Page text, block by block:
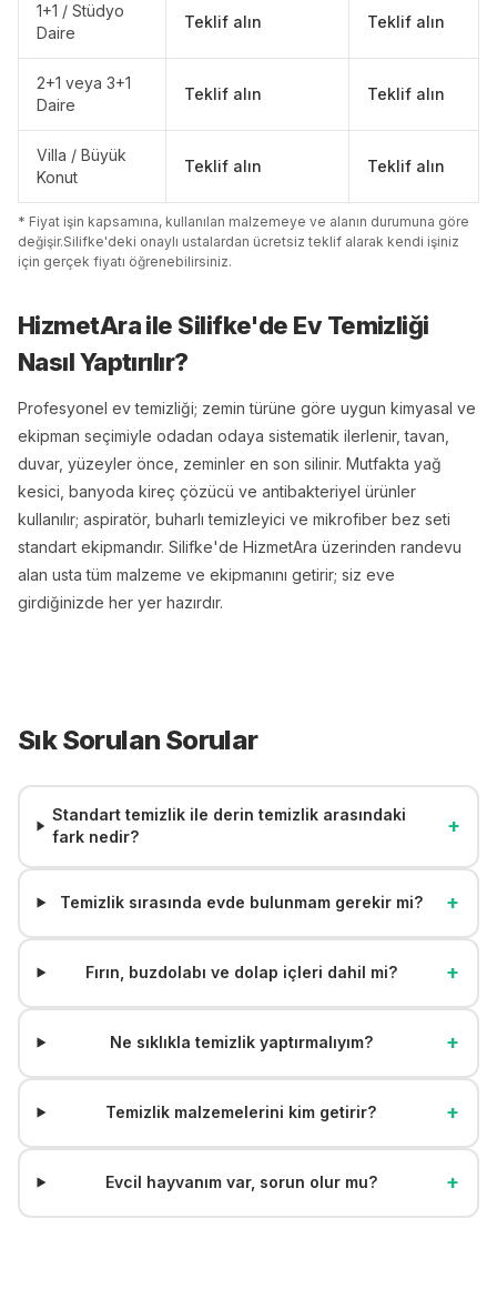
1+1 / Stüdyo
Daire
Teklif alın Teklif alın
2+1 veya 3+1
Daire
Teklif alın Teklif alın
Villa / Büyük
Konut
Teklif alın Teklif alın
* Fiyat işin kapsamına, kullanılan malzemeye ve alanın durumuna göre
değişir.Silifke'deki onaylı ustalardan ücretsiz teklif alarak kendi işiniz
için gerçek fiyatı öğrenebilirsiniz.
HizmetAra ile Silifke'de Ev Temizliği
Nasıl Yaptırılır?
Profesyonel ev temizliği; zemin türüne göre uygun kimyasal ve
ekipman seçimiyle odadan odaya sistematik ilerlenir, tavan,
duvar, yüzeyler önce, zeminler en son silinir. Mutfakta yağ
kesici, banyoda kireç çözücü ve antibakteriyel ürünler
kullanılır; aspiratör, buharlı temizleyici ve mikrofiber bez seti
standart ekipmandır. Silifke'de HizmetAra üzerinden randevu
alan usta tüm malzeme ve ekipmanını getirir; siz eve
girdiğinizde her yer hazırdır.
Sık Sorulan Sorular
Standart temizlik ile derin temizlik arasındaki
fark nedir?
+
Temizlik sırasında evde bulunmam gerekir mi? +
Fırın, buzdolabı ve dolap içleri dahil mi? +
Ne sıklıkla temizlik yaptırmalıyım? +
Temizlik malzemelerini kim getirir? +
Evcil hayvanım var, sorun olur mu? +